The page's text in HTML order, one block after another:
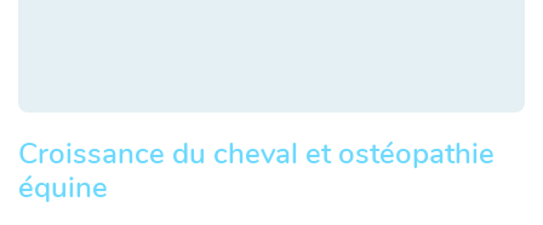
Croissance du cheval et ostéopathie
équine